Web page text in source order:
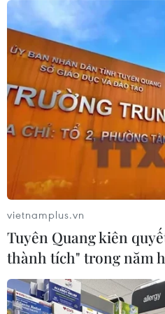
Xuất khẩu của Đức sang
giảm mạnh
09/08/2026 22:05
Nghịch lý tại các cường
09/08/2026 22:00
Khám phá điểm
tiếng Mũi Tobizina ở Nga
09/08/2026 16:20
vietnamplus.vn
Tuyên Quang kiên
thành tích" trong năm